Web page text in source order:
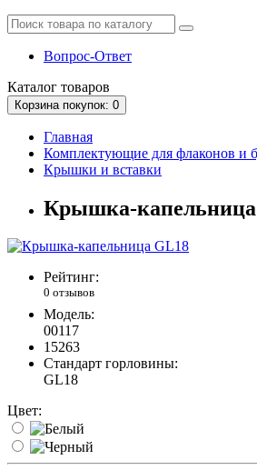
Вопрос-Ответ
Каталог товаров
Корзина покупок: 0
Главная
Комплектующие для флаконов и
Крышки и вставки
Крышка-
Рейтинг:
0 отзывов
Модель:
00117
15263
Стандарт горловины:
GL18
Цвет: